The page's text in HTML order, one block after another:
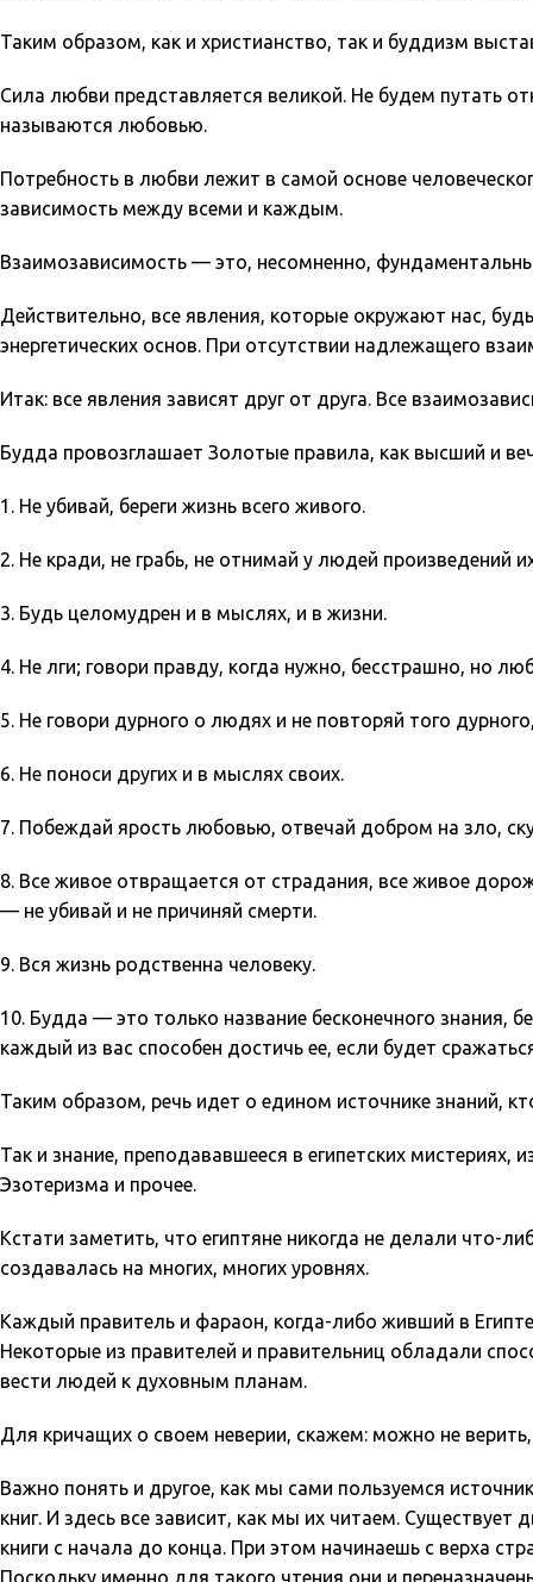
Таким образом, как и христианство, так и буддизм
Сила любви представляется великой. Не будем путать
называются любовью.
Потребность в любви лежит в самой основе
зависимость между всеми и каждым.
Взаимозависимость — это, несомненно,
Действительно, все явления, которые окружают нас,
энергетических основ. При отсутствии надлежащего
Итак: все явления зависят друг от друга. Все
Будда провозглашает Золотые правила, как высший и
1. Не убивай, береги жизнь всего живого.
2. Не кради, не грабь, не отнимай у людей произведений
3. Будь целомудрен и в мыслях, и в жизни.
4. Не лги; говори правду, когда нужно, бесстрашно, но
5. Не говори дурного о людях и не повторяй того
6. Не поноси других и в мыслях своих.
7. Побеждай ярость любовью, отвечай добром на зло,
8. Все живое отвращается от страдания, все живое
— не убивай и не причиняй смерти.
9. Вся жизнь родственна человеку.
10. Будда — это только название бесконечного знания,
каждый из вас способен достичь ее, если будет
Таким образом, речь идет о едином источнике знаний,
Так и знание, преподававшееся в египетских
Эзотеризма и прочее.
Кстати заметить, что египтяне никогда не делали что-
создавалась на многих, многих уровнях.
Каждый правитель и фараон, когда-либо живший в
Некоторые из правителей и правительниц обладали
вести людей к духовным планам.
Для кричащих о своем неверии, скажем: можно не
Важно понять и другое, как мы сами пользуемся
книг. И здесь все зависит, как мы их читаем.
книги с начала до конца. При этом начинаешь с верха
Поскольку именно для такого чтения они и